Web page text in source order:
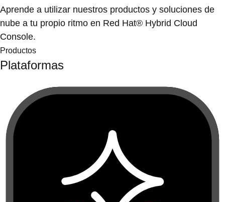
Aprende a utilizar nuestros productos y soluciones de
nube a tu propio ritmo en Red Hat® Hybrid Cloud
Console.
Productos
Plataformas